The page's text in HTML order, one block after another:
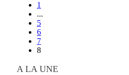
1
...
5
6
7
8
A LA UNE